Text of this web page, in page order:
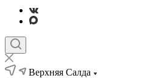
Верхняя Салда